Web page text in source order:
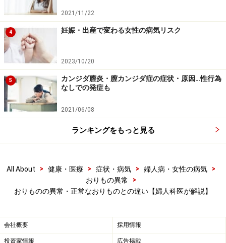
■おりものの中に血液が混ざる（ピンク色や茶色のおり
ものが出る）
不正出血
頚管ポリープ
などの可能性があります。いったん治まっ
ても必ず婦人科で検査を受けましょう。
■水っぽいおりものが流れ出るくらい多い
クラミジア頚管炎の可能性があるので、性交渉は控えて
早めに検査を。クラミジアはひどくなると熱が出たり、
下腹が痛くなったりすることがあります。抗生物質を1
と不妊症の原因になることも。
■くすんだ黄緑色の鼻水のようなおりものが出る
性があります。雑菌なら自然に治ることもありますが、
淋菌の場合は抗生物質の点滴でしっかり治療する必要が
2021/11/22
4 妊娠・出産で変わる女性の病気リスク
2023/10/20
5
カンジダ膣炎・膣カンジダ症の症状・原因…性行為
なしでの発症も
2021/06/08
ランキングをもっと見る
All About > 健康・医療 > 症状・病気 > 婦人病・女性の病気
>
おりもの異常
>
おりものの異常・正常なおりものとの違い【婦人科医が解説】
会社概要 採用情報
投資家情報 広告掲載